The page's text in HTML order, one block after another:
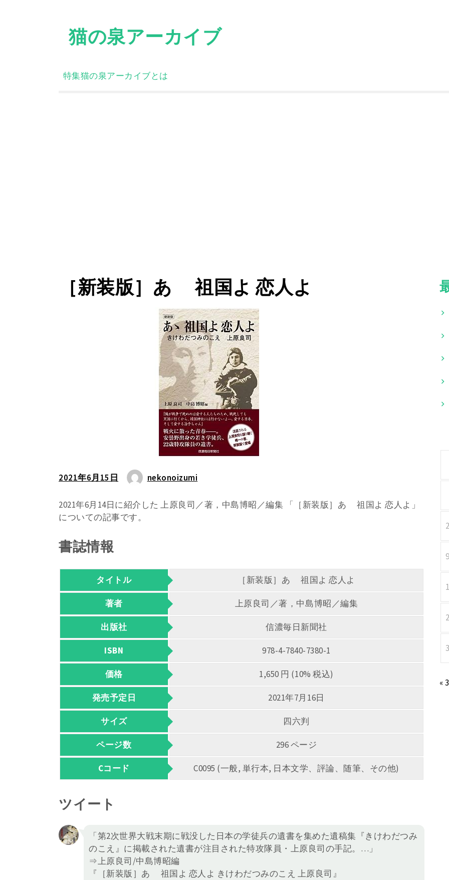
猫の泉アーカイブ
特集猫の泉アーカイブとは
［新装版］あゝ 祖国よ 恋人よ
2021年6月15日 nekonoizumi
2021年6月14日に紹介した 上原良司／著，中島博昭／編集 「［新装版］あゝ 祖国よ 恋人よ」
についての記事です。
書誌情報
タイトル ［新装版］あゝ 祖国よ 恋人よ
著者 上原良司／著，中島博昭／編集
出版社 信濃毎日新聞社
ISBN 978-4-7840-7380-1
価格 1,650 円 (10% 税込)
発売予定日 2021年7月16日
サイズ 四六判
ページ数 296 ページ
Cコード C0095 (一般, 単行本, 日本文学、評論、随筆、その他)
ツイート
「第2次世界大戦末期に戦没した日本の学徒兵の遺書を集めた遺稿集『きけわだつみ
のこえ』に掲載された遺書が注目された特攻隊員・上原良司の手記。…」
⇒上原良司/中島博昭編
『［新装版］あゝ 祖国よ 恋人よ きけわだつみのこえ 上原良司』
«